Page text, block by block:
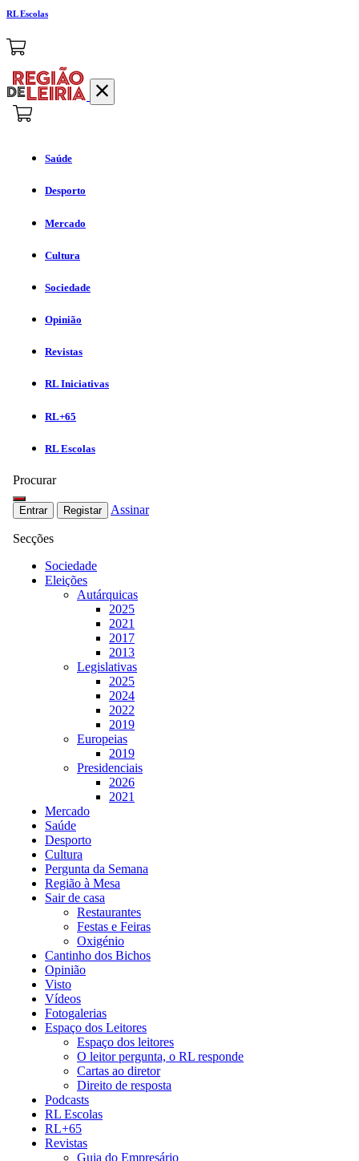
RL Escolas
Saúde
Desporto
Mercado
Cultura
Sociedade
Opinião
Revistas
RL Iniciativas
RL+65
RL Escolas
Procurar
Entrar Registar Assinar
Secções
Sociedade
Eleições
Autárquicas
2025
2021
2017
2013
Legislativas
2025
2024
2022
2019
Europeias
2019
Presidenciais
2026
2021
Mercado
Saúde
Desporto
Cultura
Pergunta da Semana
Região à Mesa
Sair de casa
Restaurantes
Festas e Feiras
Oxigénio
Cantinho dos Bichos
Opinião
Visto
Vídeos
Fotogalerias
Espaço dos Leitores
Espaço dos leitores
O leitor pergunta, o RL responde
Cartas ao diretor
Direito de resposta
Podcasts
RL Escolas
RL+65
Revistas
Guia do Empresário